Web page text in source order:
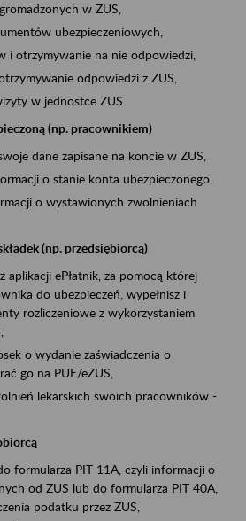
w ZUS,
ubezpieczeniowych,
i otrzymywanie na nie odpowiedzi,
odpowiedzi z ZUS,
w jednostce ZUS.
(np. pracownikiem)
dane zapisane na koncie w ZUS,
o stanie konta ubezpieczonego,
o wystawionych zwolnieniach
(np. przedsiębiorcą)
aplikacji ePłatnik, za pomocą której
do ubezpieczeń, wypełnisz i
rozliczeniowe z wykorzystaniem
o wydanie zaświadczenia o
go na PUE/eZUS,
lekarskich swoich pracowników -
formularza PIT 11A, czyli informacji o
od ZUS lub do formularza PIT 40A,
podatku przez ZUS,